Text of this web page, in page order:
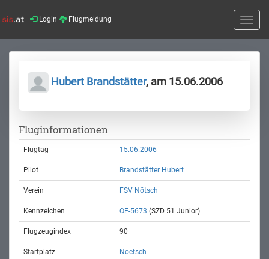
Login Flugmeldung
Toggle
Hubert Brandstätter, am 15.06.2006
Fluginformationen
Flugtag 15.06.2006
Pilot Brandstätter Hubert
Verein FSV Nötsch
Kennzeichen OE-5673 (SZD 51 Junior)
Flugzeugindex 90
Startplatz Noetsch